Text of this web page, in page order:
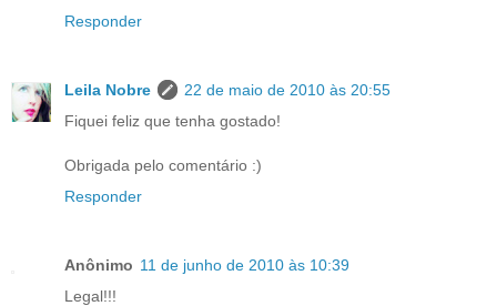
Responder
Leila Nobre
22 de maio de 2010 às 20:55
Fiquei feliz que tenha gostado!
Obrigada pelo comentário :)
Responder
Anônimo 11 de junho de 2010 às 10:39
Legal!!!